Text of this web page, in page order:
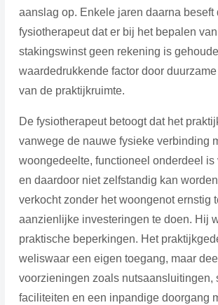
aanslag op. Enkele jaren daarna beseft
fysiotherapeut dat er bij het bepalen
stakingswinst geen rekening is
waardedrukkende factor door
van de praktijkruimte.
De fysiotherapeut betoogt dat het
vanwege de nauwe fysieke verbinding
woongedeelte, functioneel onderdeel is
en daardoor niet zelfstandig kan
verkocht zonder het woongenot ernstig
aanzienlijke investeringen te doen. Hij
praktische beperkingen. Het
weliswaar een eigen toegang, maar
voorzieningen zoals nutsaansluitingen,
faciliteiten en een inpandige doorgang